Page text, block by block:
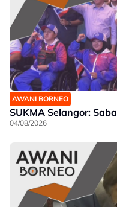
AWANI BORNEO
SUKMA Selangor:
04/08/2026